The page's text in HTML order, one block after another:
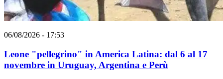
06/08/2026 - 17:53
Leone "pellegrino" in America Latina: dal 6 al 17
novembre in Uruguay, Argentina e Perù